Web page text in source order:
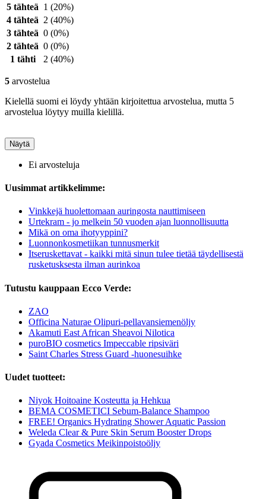
5 tähteä 1 (20%)
4 tähteä 2 (40%)
3 tähteä 0 (0%)
2 tähteä 0 (0%)
1 tähti
2 (40%)
5 arvostelua
Kielellä suomi ei löydy yhtään kirjoitettua arvostelua, mutta 5
arvostelua löytyy muilla kielillä.
Näytä
Ei arvosteluja
Uusimmat artikkelimme:
Vinkkejä huolettomaan auringosta nauttimiseen
Urtekram - jo melkein 50 vuoden ajan luonnollisuutta
Mikä on oma ihotyyppini?
Luonnonkosmetiikan tunnusmerkit
Itseruskettavat - kaikki mitä sinun tulee tietää täydellisestä
rusketusksesta ilman aurinkoa
Tutustu kauppaan Ecco Verde:
ZAO
Officina Naturae Olipuri-pellavansiemenöljy
Akamuti East African Sheavoi Nilotica
puroBIO cosmetics Impeccable ripsiväri
Saint Charles Stress Guard -huonesuihke
Uudet tuotteet:
Niyok Hoitoaine Kosteutta ja Hehkua
BEMA COSMETICI Sebum-Balance Shampoo
FREE! Organics Hydrating Shower Aquatic Passion
Weleda Clear & Pure Skin Serum Booster Drops
Gyada Cosmetics Meikinpoistoöljy